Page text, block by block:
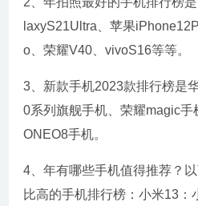
laxyS21Ultra、苹果
o、荣耀V40、vivoS16等等。
3、新款手机2023款排行榜是
0系列旗舰手机、荣耀magic
ONEO8手机。
4、年有哪些手机值得推荐？
比高的手机排行榜：小米13：